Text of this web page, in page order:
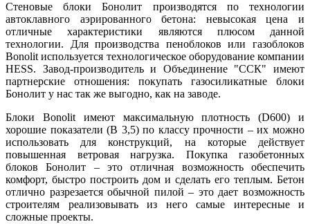
Стеновые блоки Бонолит производятся по технологии
автоклавного аэрированного бетона: невысокая цена и
отличные характеристики являются плюсом данной
технологии. Для производства пеноблоков или газоблоков
Bonolit используется технологическое оборудование компании
HESS. Завод-производитель и Объединение "ССК" имеют
партнерские отношения: покупать газосиликатные блоки
Бонолит у нас так же выгодно, как на заводе.
Блоки Bonolit имеют максимальную плотность (D600) и
хорошие показатели (В 3,5) по классу прочности – их можно
использовать для конструкций, на которые действует
повышенная ветровая нагрузка. Покупка газобетонных
блоков Бонолит – это отличная возможность обеспечить
комфорт, быстро построить дом и сделать его теплым. Бетон
отлично разрезается обычной пилой – это дает возможность
строителям реализовывать из него самые интересные и
сложные проекты.